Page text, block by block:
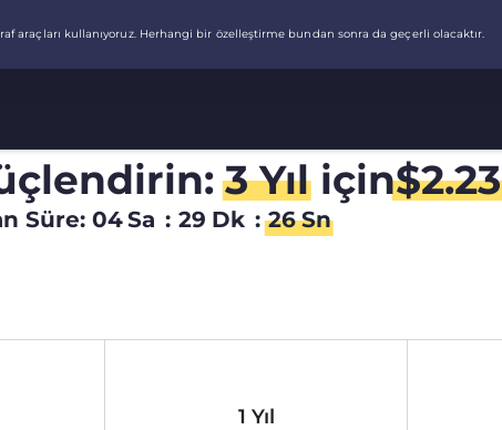
3 Yıliçin$2.23
Süre: 04Sa : 29 Dk : 25 Sn
1 Yıl